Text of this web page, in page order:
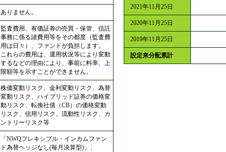
ありません。
監査費用、有価証券の売買・保管、信託
事務に係る諸費用等をその都度（監査費
用は日々）、ファンドが負担します。
これらの費用は、運用状況等により変動
するなどの理由により、事前に料率、上
限額等を示すことができません。
株価変動リスク、金利変動リスク、為替
変動リスク、ハイブリッド証券の価格変
動リスク、転換社債（CB）の価格変動
リスク、信用リスク、流動性リスク、カ
ントリーリスク等
「NWQフレキシブル・インカムファン
ド為替ヘッジなし(毎月決算型)」、
2021年11月25日
2020年11月25日
2019年11月25日
設定来分配累計